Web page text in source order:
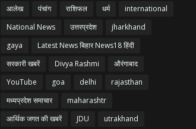
आलेख
पंचांग राशिफल धर्म
international
National News
उत्तरप्रदेश
jharkhand
gaya
Latest News बिहार News18 हिंदी
सरकारी खबरें
Divya Rashmi
औरंगाबाद
YouTube
goa delhi
rajasthan
मध्यप्रदेश समाचार
maharashtr
आर्थिक जगत की खबरें
JDU utrakhand